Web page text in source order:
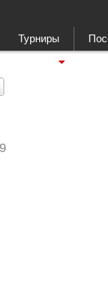
Турниры